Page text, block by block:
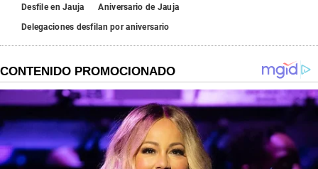
Desfile en Jauja
Aniversario de Jauja
Delegaciones desfilan por aniversario